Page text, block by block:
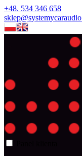
+48. 534 346 658